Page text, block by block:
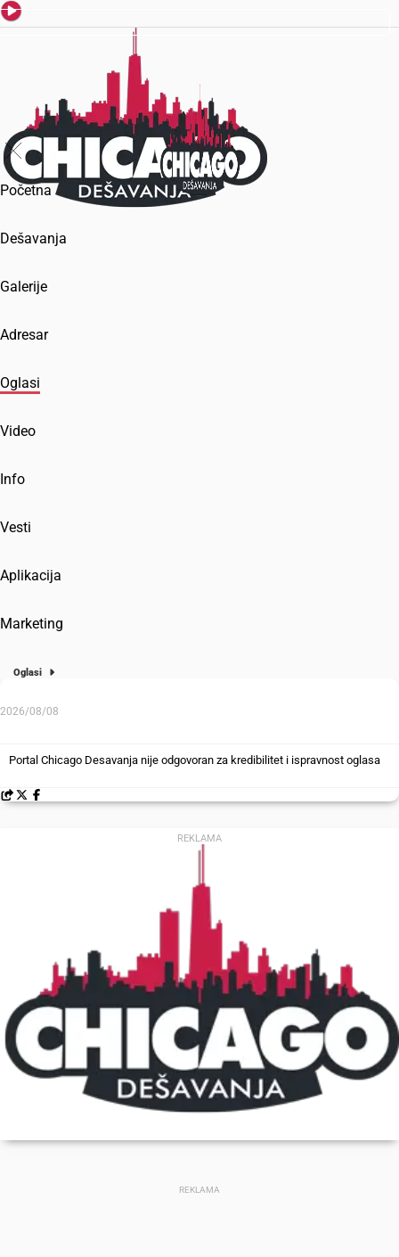
Početna
Dešavanja
Galerije
Adresar
Oglasi
Video
Info
Vesti
Aplikacija
Marketing
Oglasi
Portal Chicago Desavanja nije odgovoran za kredibilitet i ispravnost oglasa
2026/08/08
REKLAMA
REKLAMA